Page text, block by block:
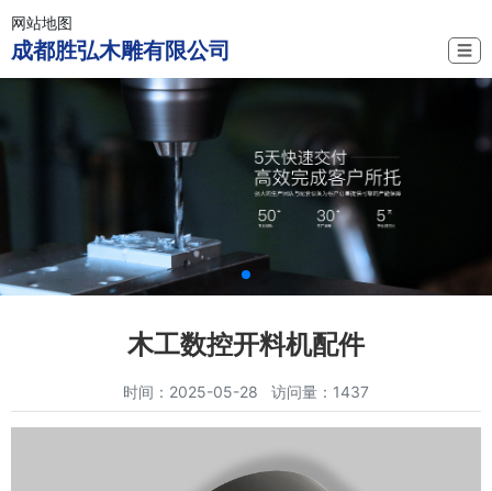
网站地图
成都胜弘木雕有限公司 ☰
木工数控开料机配件
时间：2025-05-28 访问量：1437